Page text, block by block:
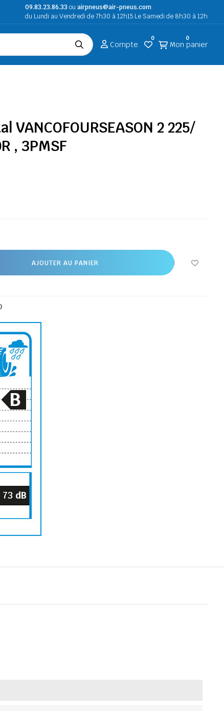
09.83.23.86.33ou airpneus@air-pneus.com
du Lundi au Vendredi de 7h30 à 12h15 Le Samedi de 8h30 à 12h
Compte
0
Mon panier
0
VANCOFOURSEASON 2 225/
, 3PMSF
AJOUTER AU PANIER
B
73 dB